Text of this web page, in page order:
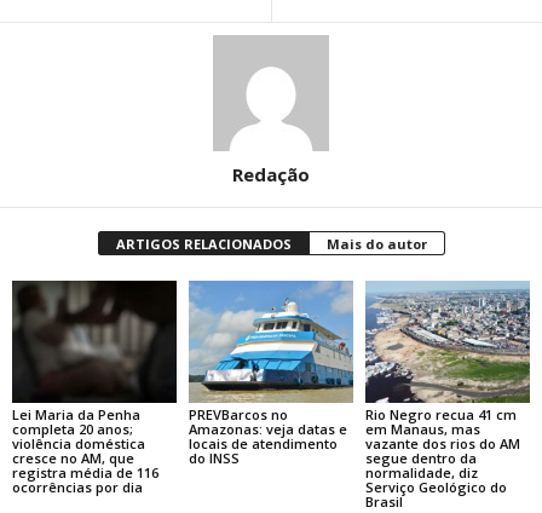
Redação
ARTIGOS RELACIONADOS Mais do autor
Lei Maria da Penha
completa 20 anos;
violência doméstica
cresce no AM, que
registra média de 116
ocorrências por dia
PREVBarcos no
Amazonas: veja datas e
locais de atendimento
do INSS
Rio Negro recua 41 cm
em Manaus, mas
vazante dos rios do AM
segue dentro da
normalidade, diz
Serviço Geológico do
Brasil